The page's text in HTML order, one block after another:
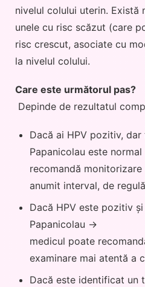
nivelul colului uterin. Există
unele cu risc scăzut (care
risc crescut, asociate cu
la nivelul colului.
Care este următorul pas?
Depinde de rezultatul
Dacă ai HPV pozitiv,
Papanicolau este
recomandă
anumit interval, de
Dacă HPV este pozitiv
Papanicolau →
medicul poate
examinare mai atentă a
Dacă este identificat un